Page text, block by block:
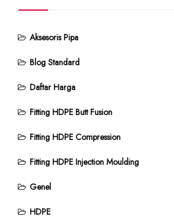
Aksesoris Pipa
Blog Standard
Daftar Harga
Fitting HDPE Butt Fusion
Fitting HDPE Compression
Fitting HDPE Injection Moulding
Genel
HDPE